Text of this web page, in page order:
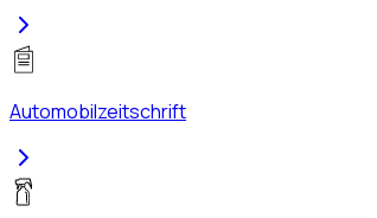
Automobilzeitschrift